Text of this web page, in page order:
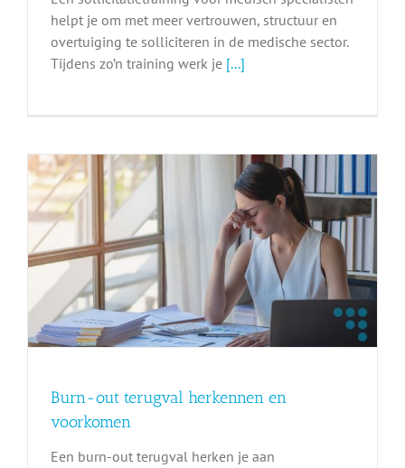
helpt je om met meer vertrouwen, structuur en
overtuiging te solliciteren in de medische sector.
Tijdens zo’n training werk je[...]
Burn-out terugval herkennen en
voorkomen
Een burn-out terugval herken je aan